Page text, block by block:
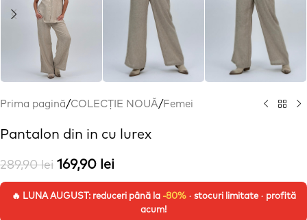
Prima pagină/COLECȚIE NOUĂ/Femei
Pantalon din in cu lurex
289,90lei 169,90 lei
🔥 LUNA AUGUST: reduceri până la -80%· stocuri limitate · profită
acum!